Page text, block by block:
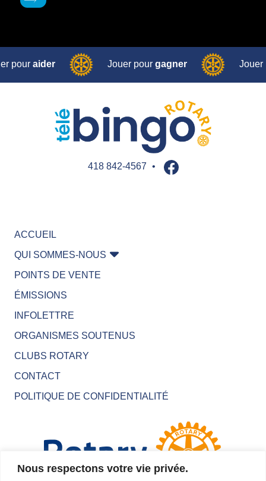
Nous respectons votre vie privée.
pour aider Jouer pour gagner Jouer
Jouer pour Jouer pour
gagner
418 842-4567 •
ACCUEIL
QUI SOMMES-NOUS
POINTS DE VENTE
ÉMISSIONS
INFOLETTRE
ORGANISMES SOUTENUS
CLUBS ROTARY
CONTACT
POLITIQUE DE CONFIDENTIALITÉ